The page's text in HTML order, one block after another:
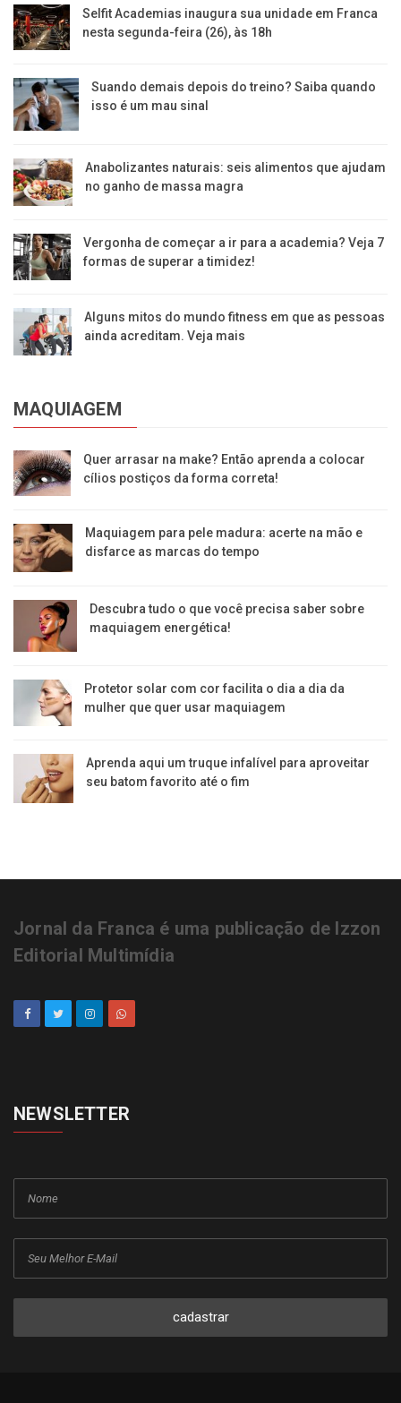
Selfit Academias inaugura sua unidade em Franca
nesta segunda-feira (26), às 18h
Suando demais depois do treino? Saiba quando
isso é um mau sinal
Anabolizantes naturais: seis alimentos que ajudam
no ganho de massa magra
Vergonha de começar a ir para a academia? Veja 7
formas de superar a timidez!
Alguns mitos do mundo fitness em que as pessoas
ainda acreditam. Veja mais
MAQUIAGEM
Quer arrasar na make? Então aprenda a colocar
cílios postiços da forma correta!
Maquiagem para pele madura: acerte na mão e
disfarce as marcas do tempo
Descubra tudo o que você precisa saber sobre
maquiagem energética!
Protetor solar com cor facilita o dia a dia da
mulher que quer usar maquiagem
Aprenda aqui um truque infalível para aproveitar
seu batom favorito até o fim
Jornal da Franca é uma publicação de Izzon
Editorial Multimídia
NEWSLETTER
cadastrar